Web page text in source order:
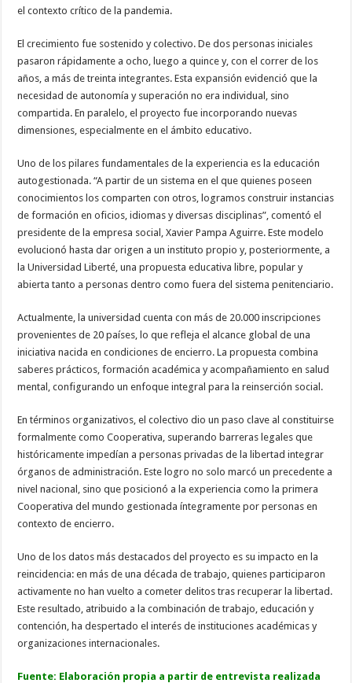
el contexto crítico de la pandemia.
El crecimiento fue sostenido y colectivo. De dos personas iniciales
pasaron rápidamente a ocho, luego a quince y, con el correr de los
años, a más de treinta integrantes. Esta expansión evidenció que la
necesidad de autonomía y superación no era individual, sino
compartida. En paralelo, el proyecto fue incorporando nuevas
dimensiones, especialmente en el ámbito educativo.
Uno de los pilares fundamentales de la experiencia es la educación
autogestionada. “A partir de un sistema en el que quienes poseen
conocimientos los comparten con otros, logramos construir instancias
de formación en oficios, idiomas y diversas disciplinas”, comentó el
presidente de la empresa social, Xavier Pampa Aguirre. Este modelo
evolucionó hasta dar origen a un instituto propio y, posteriormente, a
la Universidad Liberté, una propuesta educativa libre, popular y
abierta tanto a personas dentro como fuera del sistema penitenciario.
Actualmente, la universidad cuenta con más de 20.000 inscripciones
provenientes de 20 países, lo que refleja el alcance global de una
iniciativa nacida en condiciones de encierro. La propuesta combina
saberes prácticos, formación académica y acompañamiento en salud
mental, configurando un enfoque integral para la reinserción social.
En términos organizativos, el colectivo dio un paso clave al constituirse
formalmente como Cooperativa, superando barreras legales que
históricamente impedían a personas privadas de la libertad integrar
órganos de administración. Este logro no solo marcó un precedente a
nivel nacional, sino que posicionó a la experiencia como la primera
Cooperativa del mundo gestionada íntegramente por personas en
contexto de encierro.
Uno de los datos más destacados del proyecto es su impacto en la
reincidencia: en más de una década de trabajo, quienes participaron
activamente no han vuelto a cometer delitos tras recuperar la libertad.
Este resultado, atribuido a la combinación de trabajo, educación y
contención, ha despertado el interés de instituciones académicas y
organizaciones internacionales.
Fuente: Elaboración propia a partir de entrevista realizada